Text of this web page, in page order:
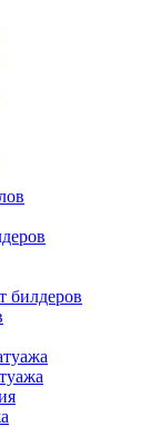
билдеров